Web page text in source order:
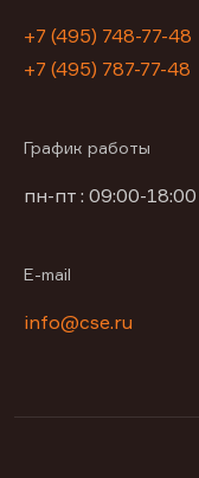
+7 (495) 748-77-48
+7 (495) 787-77-48
График работы
пн-пт : 09:00-18:00
E-mail
info@cse.ru